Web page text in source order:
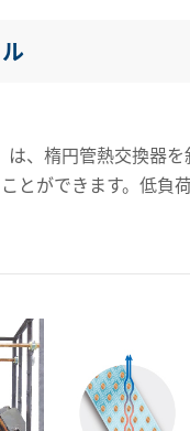
は、楕円管熱交換器
とができます。低